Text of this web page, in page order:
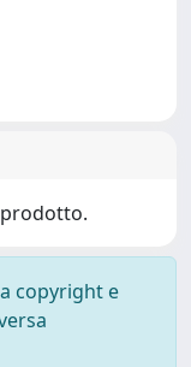
copyright e